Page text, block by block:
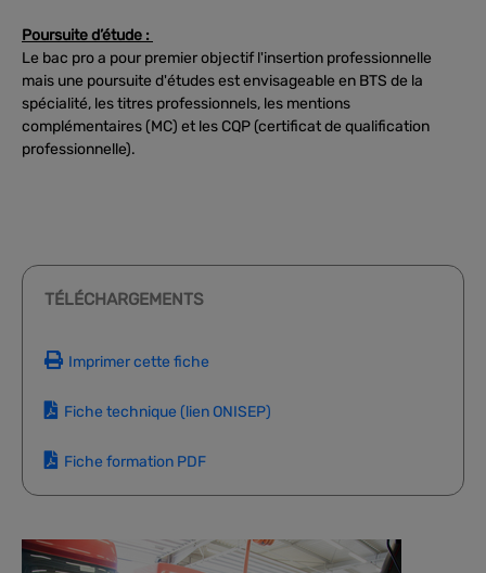
Poursuite d’étude :
Le bac pro a pour premier objectif l'insertion professionnelle
mais une poursuite d'études est envisageable en BTS de la
spécialité, les titres professionnels, les mentions
complémentaires (MC) et les CQP (certificat de qualification
professionnelle).
TÉLÉCHARGEMENTS
Imprimer cette fiche
Fiche technique (lien ONISEP)
Fiche formation PDF